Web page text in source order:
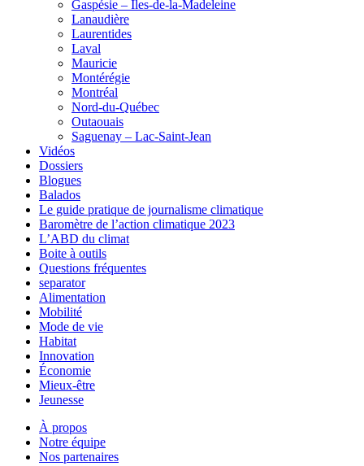
Gaspésie – Îles-de-la-Madeleine
Lanaudière
Laurentides
Laval
Mauricie
Montérégie
Montréal
Nord-du-Québec
Outaouais
Saguenay – Lac-Saint-Jean
Vidéos
Dossiers
Blogues
Balados
Le guide pratique de journalisme climatique
Baromètre de l’action climatique 2023
L’ABD du climat
Boite à outils
Questions fréquentes
separator
Alimentation
Mobilité
Mode de vie
Habitat
Innovation
Économie
Mieux-être
Jeunesse
À propos
Notre équipe
Nos partenaires